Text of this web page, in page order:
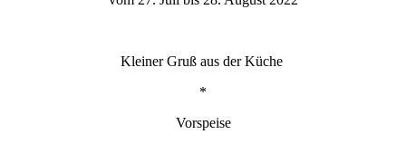
Kleiner Gruß aus der Küche
*
Vorspeise